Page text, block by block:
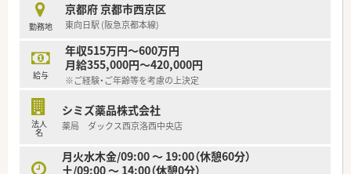
【求人情報について】
■正社員の勤務薬剤師としての募集であり、転勤の心配もないた
め腰を据えて地域医療に貢献できます
■提示される想定年収は500万円から600万円程度となってお
り、個人の経験や年齢を考慮して決定します
■昇給は年に1回実施されるほか、賞与は年に3回も支給される
【勤務実態について】
時間も大切にしながら無理なく働けます
■水曜日と日曜日、祝日がお休みになるシフト制を採用してお
勤務地
京都府 京都市西京区
東向日駅 (阪急京都本線)
給与
年収515万円～600万円
月給355,000円～420,000円
※ご経験・ご年齢等を考慮の上決定
法人
名
シミズ薬品株式会社
薬局 ダックス西京洛西中央店
月火水木金/09:00 ～ 19:00（休憩60分）
土/09:00 ～ 14:00（休憩0分）